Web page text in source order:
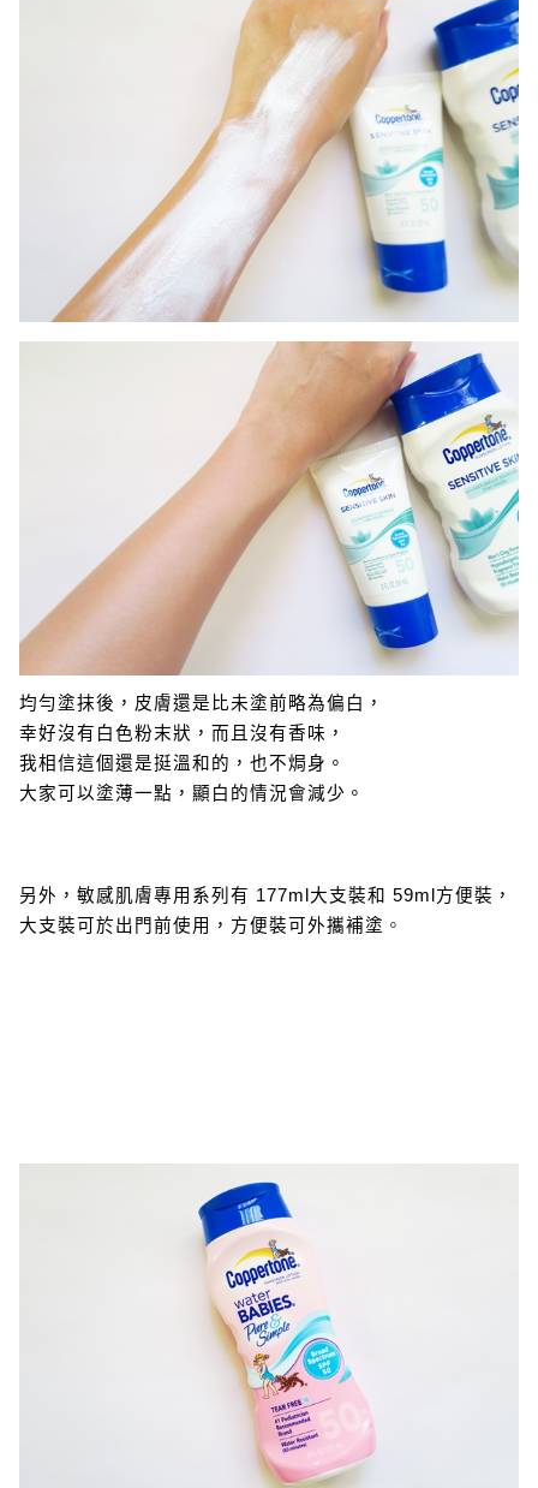
均勻塗抹後，皮膚還是比未塗前略為偏白，
幸好沒有白色粉末狀，而且沒有香味，
我相信這個還是挺溫和的，也不焗身。
大家可以塗薄一點，顯白的情況會減少。
另外，敏感肌膚專用系列有 177ml大支裝和 59ml方便裝，
大支裝可於出門前使用，方便裝可外攜補塗 。